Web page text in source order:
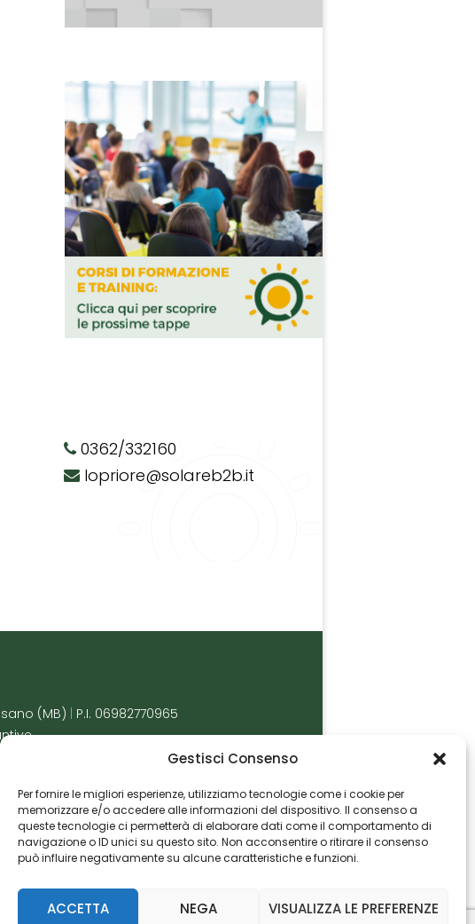
Gestisci Consenso
Per fornire le migliori esperienze, utilizziamo tecnologie come i cookie per
memorizzare e/o accedere alle informazioni del dispositivo. Il consenso a
queste tecnologie ci permetterà di elaborare dati come il comportamento di
navigazione o ID unici su questo sito. Non acconsentire o ritirare il consenso
può influire negativamente su alcune caratteristiche e funzioni.
ACCETTA NEGA VISUALIZZA LE PREFERENZE
0362/332160
lopriore@solareb2b.it
(MB)
P.I. 06982770965